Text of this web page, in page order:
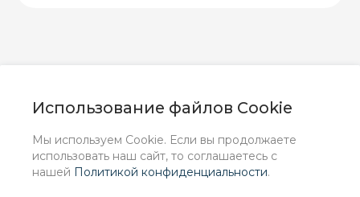
Использование файлов Cookie
Мы используем Cookie. Если вы продолжаете
использовать наш сайт, то соглашаетесь с
нашей Политикой конфиденциальности.
информационный характер и ни при каких условиях не
положениями Статьи 437 (2) ГК РФ.